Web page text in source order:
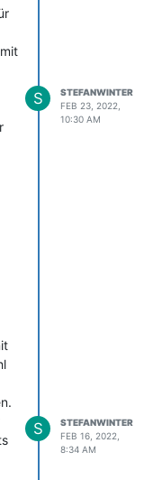
S
STEFANWINTER
FEB 23, 2022,
10:30 AM
S
STEFANWINTER
FEB 16, 2022,
8:34 AM